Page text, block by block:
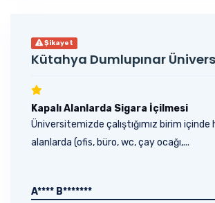
Şikayet
Kütahya Dumlupınar
Kapalı Alanlarda Sigara İçilmesi
Üniversitemizde çalıştığımız birim içinde
alanlarda (ofis, büro, wc, çay ocağı,...
A**** B*******